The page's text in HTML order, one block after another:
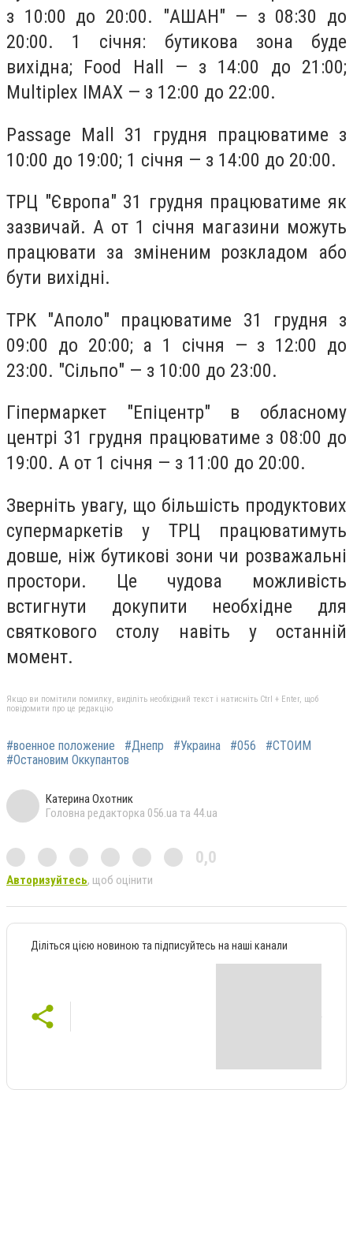
з 10:00 до 20:00. "АШАН" — з 08:30 до
20:00. 1 січня: бутикова зона буде
вихідна; Food Hall — з 14:00 до 21:00;
Multiplex IMAX — з 12:00 до 22:00.
Passage Mall 31 грудня працюватиме з
10:00 до 19:00; 1 січня — з 14:00 до 20:00.
ТРЦ "Європа" 31 грудня працюватиме як
зазвичай. А от 1 січня магазини можуть
працювати за зміненим розкладом або
бути вихідні.
ТРК "Аполо" працюватиме 31 грудня з
09:00 до 20:00; а 1 січня — з 12:00 до
23:00. "Сільпо" — з 10:00 до 23:00.
Гіпермаркет "Епіцентр" в обласному
центрі 31 грудня працюватиме з 08:00 до
19:00. А от 1 січня — з 11:00 до 20:00.
Зверніть увагу, що більшість продуктових
супермаркетів у ТРЦ працюватимуть
довше, ніж бутикові зони чи розважальні
простори. Це чудова можливість
встигнути докупити необхідне для
святкового столу навіть у останній
момент.
Якщо ви помітили помилку, виділіть необхідний текст і натисніть Ctrl + Enter, щоб
повідомити про це редакцію
#военное положение #Днепр #Украина #056
#СТОИМ
#Остановим Оккупантов
Катерина Охотник
Головна редакторка 056.ua та 44.ua
0,0
Авторизуйтесь, щоб оцінити
Діліться цією новиною та підписуйтесь на наші канали